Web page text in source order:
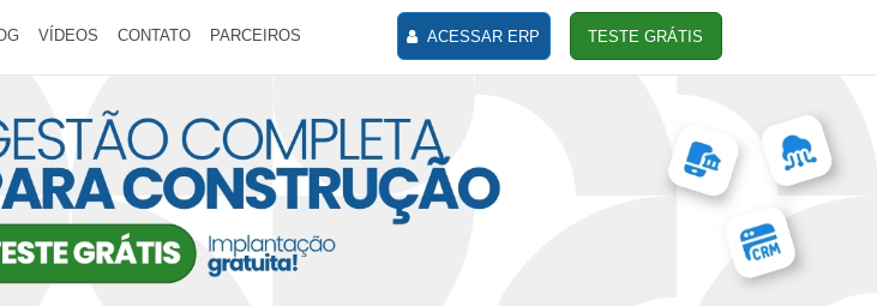
VÍDEOS CONTATO PARCEIROS ACESSAR ERP TESTE GRÁTIS